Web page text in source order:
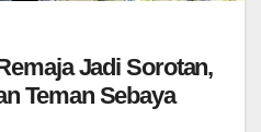
Jadi Sorotan,
Teman Sebaya